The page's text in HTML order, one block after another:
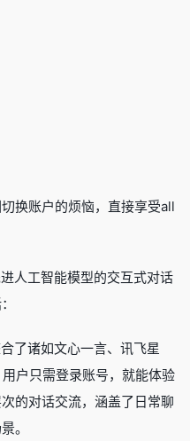
换账户的烦恼，直接享受all
人工智能模型的交互式对话
了诸如文心一言、讯飞星
户只需登录账号，就能体验
的对话交流，涵盖了日常聊
。